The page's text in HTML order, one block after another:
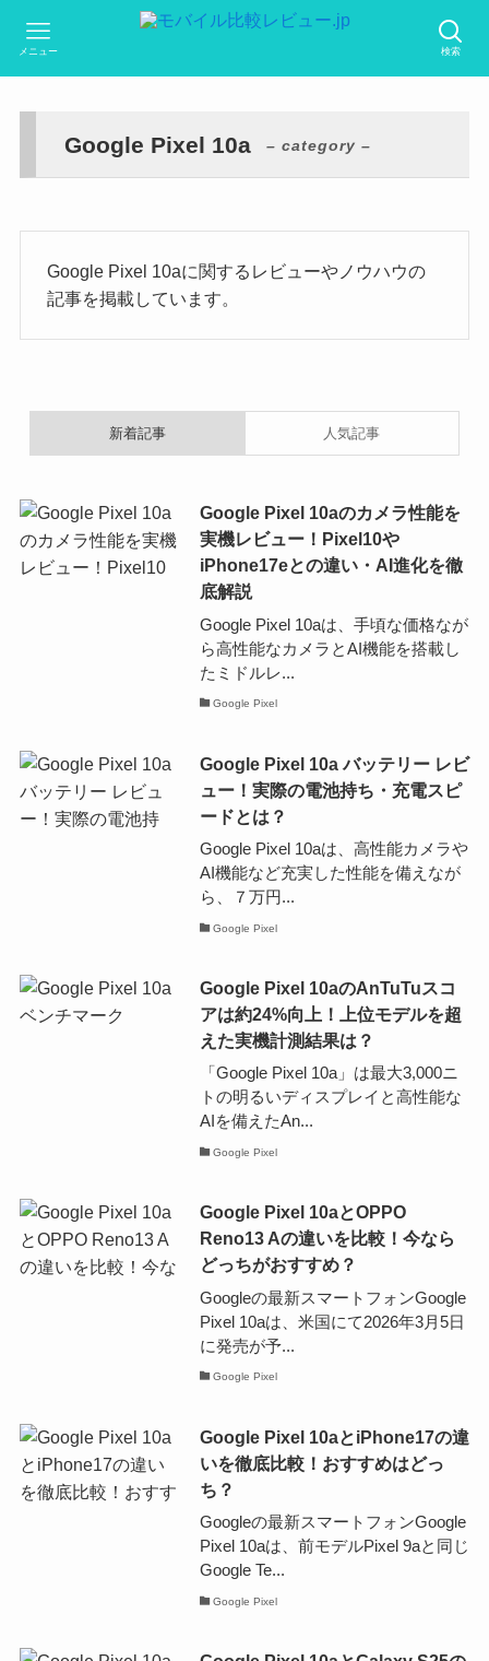
検索
メニュー
Google Pixel 10a – category –
Google Pixel 10aに関するレビューやノウハウの
記事を掲載しています。
新着記事 人気記事
Google Pixel 10aのカメラ性能を
実機レビュー！Pixel10や
iPhone17eとの違い・AI進化を徹
底解説
Google Pixel 10aは、手頃な価格なが
ら高性能なカメラとAI機能を搭載し
たミドルレ...
Google Pixel
Google Pixel 10a バッテリー レビ
ュー！実際の電池持ち・充電スピ
ードとは？
Google Pixel 10aは、高性能カメラや
AI機能など充実した性能を備えなが
ら、７万円...
Google Pixel
Google Pixel 10aのAnTuTuスコ
アは約24%向上！上位モデルを超
えた実機計測結果は？
「Google Pixel 10a」は最大3,000ニ
トの明るいディスプレイと高性能な
AIを備えたAn...
Google Pixel
Google Pixel 10aとOPPO
Reno13 Aの違いを比較！今なら
どっちがおすすめ？
Googleの最新スマートフォンGoogle
Pixel 10aは、米国にて2026年3月5日
に発売が予...
Google Pixel
Google Pixel 10aとiPhone17の違
いを徹底比較！おすすめはどっ
ち？
Googleの最新スマートフォンGoogle
Pixel 10aは、前モデルPixel 9aと同じ
Google Te...
Google Pixel